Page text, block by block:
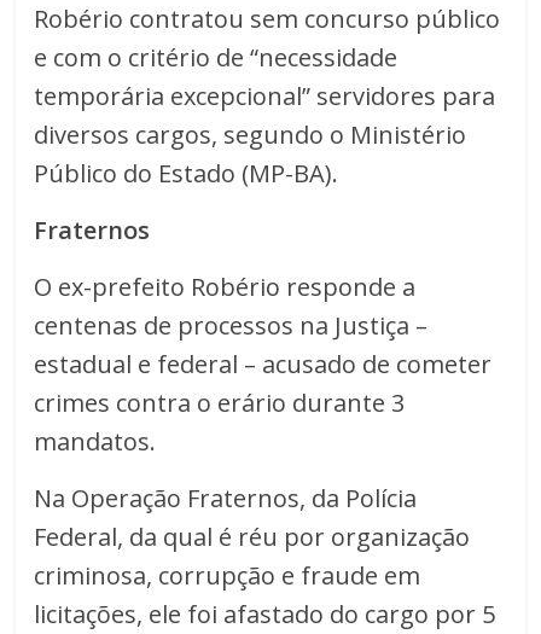
Robério contratou sem concurso público
e com o critério de “necessidade
temporária excepcional” servidores para
diversos cargos, segundo o Ministério
Público do Estado (MP-BA).
Fraternos
O ex-prefeito Robério responde a
centenas de processos na Justiça –
estadual e federal – acusado de cometer
crimes contra o erário durante 3
mandatos.
Na Operação Fraternos, da Polícia
Federal, da qual é réu por organização
criminosa, corrupção e fraude em
licitações, ele foi afastado do cargo por 5